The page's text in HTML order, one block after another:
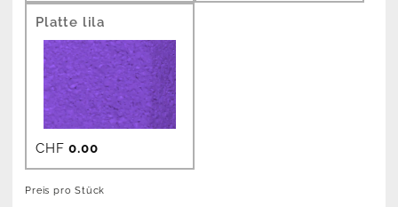
Platte lila
CHF 0.00
Preis pro Stück